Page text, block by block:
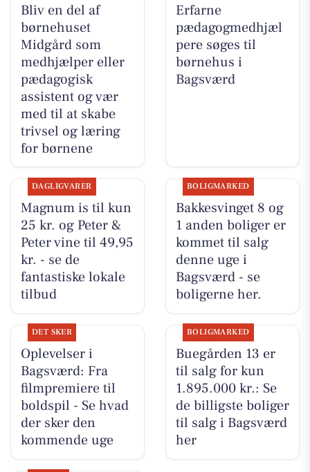
Bliv en del af
børnehuset
Midgård som
medhjælper eller
pædagogisk
assistent og vær
med til at skabe
trivsel og læring
for børnene
Erfarne
pædagogmedhjæl
pere søges til
børnehus i
Bagsværd
DAGLIGVARER
Magnum is til kun
25 kr. og Peter &
Peter vine til 49,95
kr. - se de
fantastiske lokale
tilbud
BOLIGMARKED
Bakkesvinget 8 og
1 anden boliger er
kommet til salg
denne uge i
Bagsværd - se
boligerne her.
DET SKER
Oplevelser i
Bagsværd: Fra
filmpremiere til
boldspil - Se hvad
der sker den
kommende uge
BOLIGMARKED
Buegården 13 er
til salg for kun
1.895.000 kr.: Se
de billigste boliger
til salg i Bagsværd
her